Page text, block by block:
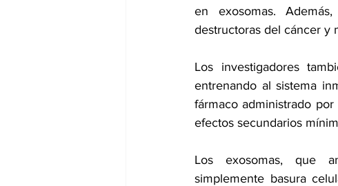
en exosomas.
destructoras del cáncer y
Los investigadores
entrenando al sistema
fármaco administrado
efectos secundarios
Los exosomas, que
simplemente basura